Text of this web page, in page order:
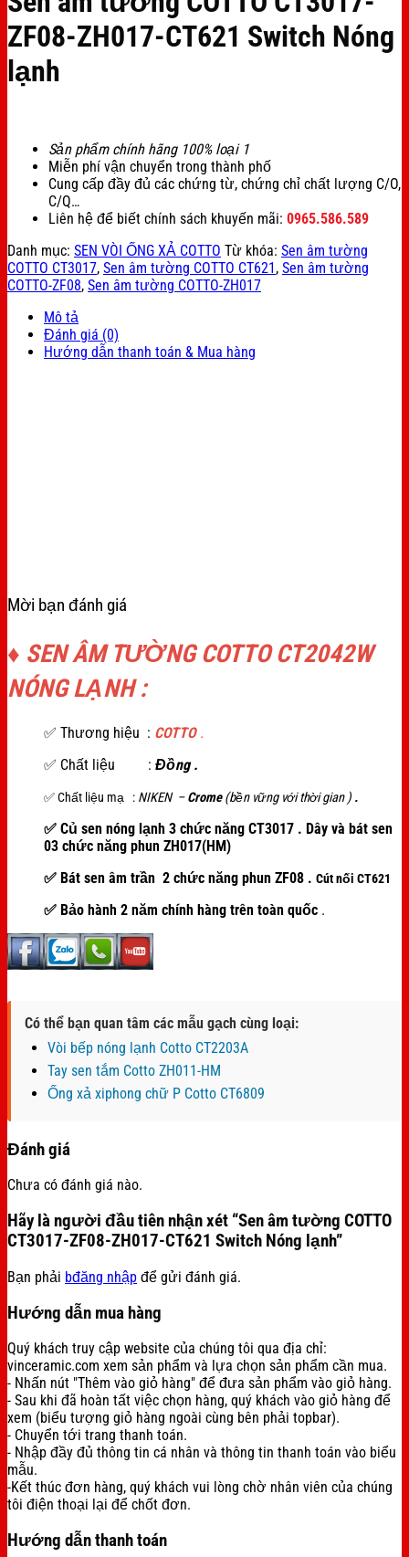
ZF08-ZH017-CT621 Switch Nóng
lạnh
Sản phẩm chính hãng 100% loại 1
Miễn phí vận chuyển trong thành phố
Cung cấp đầy đủ các chứng từ, chứng chỉ chất lượng C/O,
C/Q…
Liên hệ để biết chính sách khuyến mãi: 0965.586.589
Danh mục: SEN VÒI ỐNG XẢ COTTO Từ khóa: Sen âm tường
COTTO CT3017, Sen âm tường COTTO CT621 , Sen âm tường
COTTO-ZF08, Sen âm tường COTTO-ZH017
Mô tả
Đánh giá (0)
Hướng dẫn thanh toán & Mua hàng
Mời bạn đánh giá
♦ SEN ÂM TƯỜNG COTTO CT2042W
NÓNG LẠNH:
✅ Thương hiệu : COTTO .
✅ Chất liệu : Đồng .
✅Chất liệu mạ : NIKEN –Crome(bền vững với thời gian ) .
✅ Củ sen nóng lạnh 3 chức năng CT3017 . Dây và bát sen
03 chức năng phun ZH017(HM)
✅ Bát sen âm trần 2 chức năng phun ZF08 . Cút nối CT621
✅ Bảo hành 2 năm chính hàng trên toàn quốc .
Có thể bạn quan tâm các mẫu gạch cùng loại:
Vòi bếp nóng lạnh Cotto CT2203A
Tay sen tắm Cotto ZH011-HM
Ống xả xiphong chữ P Cotto CT6809
Đánh giá
Chưa có đánh giá nào.
Hãy là người đầu tiên nhận xét “Sen âm tường COTTO
CT3017-ZF08-ZH017-CT621 Switch Nóng lạnh”
Bạn phải bđăng nhập để gửi đánh giá.
Hướng dẫn mua hàng
Quý khách truy cập website của chúng tôi qua địa chỉ:
vinceramic.com xem sản phẩm và lựa chọn sản phẩm cần mua.
- Nhấn nút "Thêm vào giỏ hàng" để đưa sản phẩm vào giỏ hàng.
- Sau khi đã hoàn tất việc chọn hàng, quý khách vào giỏ hàng để
xem (biểu tượng giỏ hàng ngoài cùng bên phải topbar).
- Chuyển tới trang thanh toán.
- Nhập đầy đủ thông tin cá nhân và thông tin thanh toán vào biểu
mẫu.
-Kết thúc đơn hàng, quý khách vui lòng chờ nhân viên của chúng
tôi điện thoại lại để chốt đơn.
Hướng dẫn thanh toán